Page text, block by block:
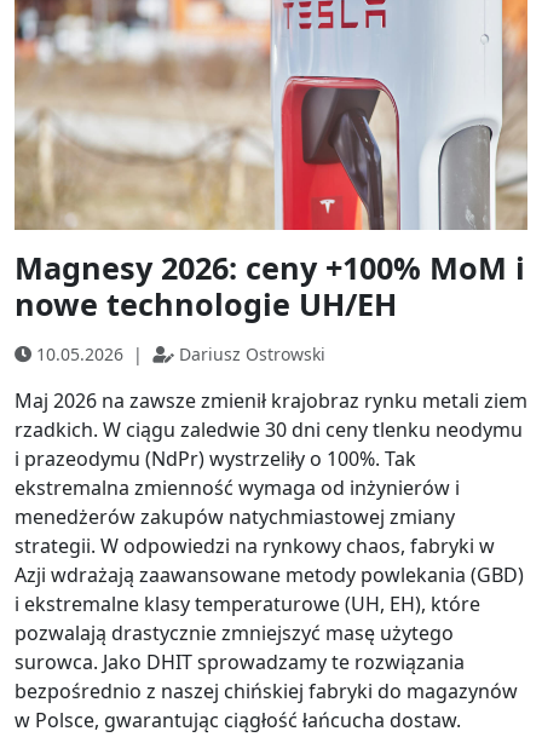
Magnesy 2026: ceny +100% MoM i
nowe technologie UH/EH
10.05.2026 | Dariusz Ostrowski
Maj 2026 na zawsze zmienił krajobraz rynku metali ziem
rzadkich. W ciągu zaledwie 30 dni ceny tlenku neodymu
i prazeodymu (NdPr) wystrzeliły o 100%. Tak
ekstremalna zmienność wymaga od inżynierów i
menedżerów zakupów natychmiastowej zmiany
strategii. W odpowiedzi na rynkowy chaos, fabryki w
Azji wdrażają zaawansowane metody powlekania (GBD)
i ekstremalne klasy temperaturowe (UH, EH), które
pozwalają drastycznie zmniejszyć masę użytego
surowca. Jako DHIT sprowadzamy te rozwiązania
bezpośrednio z naszej chińskiej fabryki do magazynów
w Polsce, gwarantując ciągłość łańcucha dostaw.